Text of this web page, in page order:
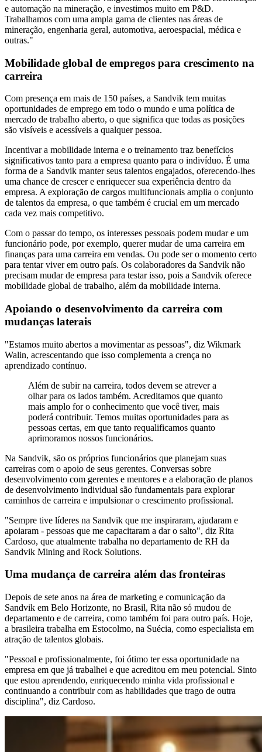
e automação na mineração, e investimos muito em P&D.
Trabalhamos com uma ampla gama de clientes nas áreas de
mineração, engenharia geral, automotiva, aeroespacial, médica e
outras."
Mobilidade global de empregos para crescimento na
carreira
Com presença em mais de 150 países, a Sandvik tem muitas
oportunidades de emprego em todo o mundo e uma política de
mercado de trabalho aberto, o que significa que todas as posições
são visíveis e acessíveis a qualquer pessoa.
Incentivar a mobilidade interna e o treinamento traz benefícios
significativos tanto para a empresa quanto para o indivíduo. É uma
forma de a Sandvik manter seus talentos engajados, oferecendo-lhes
uma chance de crescer e enriquecer sua experiência dentro da
empresa. A exploração de cargos multifuncionais amplia o conjunto
de talentos da empresa, o que também é crucial em um mercado
cada vez mais competitivo.
Com o passar do tempo, os interesses pessoais podem mudar e um
funcionário pode, por exemplo, querer mudar de uma carreira em
finanças para uma carreira em vendas. Ou pode ser o momento certo
para tentar viver em outro país. Os colaboradores da Sandvik não
precisam mudar de empresa para testar isso, pois a Sandvik oferece
mobilidade global de trabalho, além da mobilidade interna.
Apoiando o desenvolvimento da carreira com
mudanças laterais
"Estamos muito abertos a movimentar as pessoas", diz Wikmark
Walin, acrescentando que isso complementa a crença no
aprendizado contínuo.
Além de subir na carreira, todos devem se atrever a
olhar para os lados também. Acreditamos que quanto
mais amplo for o conhecimento que você tiver, mais
poderá contribuir. Temos muitas oportunidades para as
pessoas certas, em que tanto requalificamos quanto
aprimoramos nossos funcionários.
Na Sandvik, são os próprios funcionários que planejam suas
carreiras com o apoio de seus gerentes. Conversas sobre
desenvolvimento com gerentes e mentores e a elaboração de planos
de desenvolvimento individual são fundamentais para explorar
caminhos de carreira e impulsionar o crescimento profissional.
"Sempre tive líderes na Sandvik que me inspiraram, ajudaram e
apoiaram - pessoas que me capacitaram a dar o salto", diz Rita
Cardoso, que atualmente trabalha no departamento de RH da
Sandvik Mining and Rock Solutions.
Uma mudança de carreira além das fronteiras
Depois de sete anos na área de marketing e comunicação da
Sandvik em Belo Horizonte, no Brasil, Rita não só mudou de
departamento e de carreira, como também foi para outro país. Hoje,
a brasileira trabalha em Estocolmo, na Suécia, como especialista em
atração de talentos globais.
"Pessoal e profissionalmente, foi ótimo ter essa oportunidade na
empresa em que já trabalhei e que acreditou em meu potencial. Sinto
que estou aprendendo, enriquecendo minha vida profissional e
continuando a contribuir com as habilidades que trago de outra
disciplina", diz Cardoso.